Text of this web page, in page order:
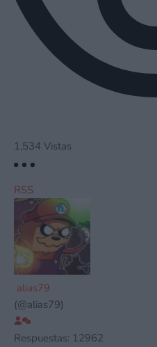
1,534 Vistas
RSS
alias79
(@alias79)
Respuestas: 12962